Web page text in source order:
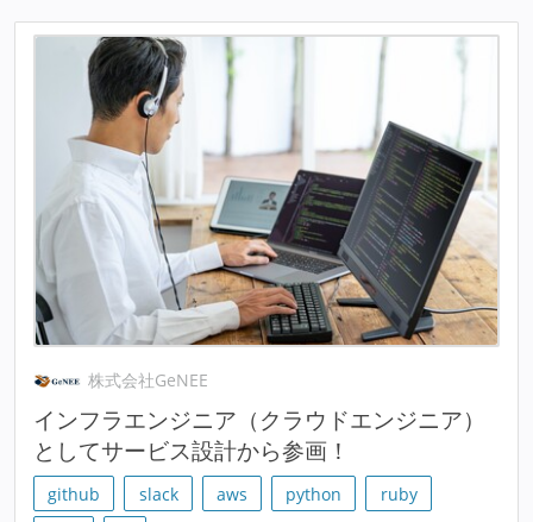
株式会社GeNEE
インフラエンジニア（クラウドエンジニア）
としてサービス設計から参画！
github slack aws python
ruby